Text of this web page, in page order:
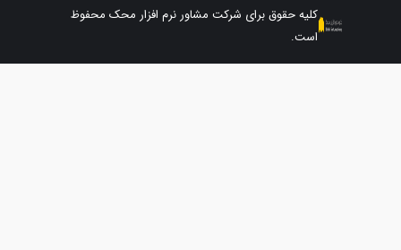
کلیه حقوق برای شرکت مشاور نرم افزار محک محفوظ
است.